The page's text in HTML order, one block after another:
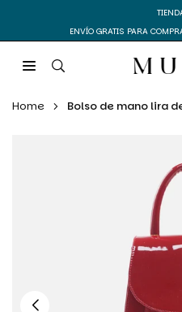
al
contenido
ENVÍO GRATIS PARA
|
PARA
MUJER
Home Bolso de mano lira